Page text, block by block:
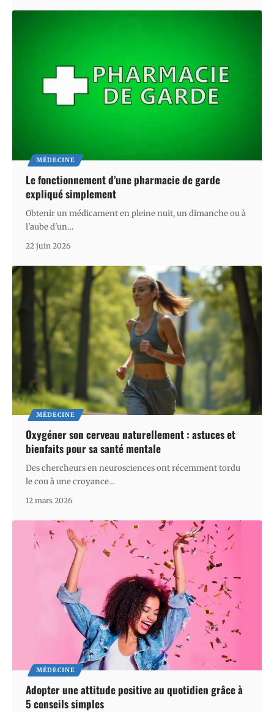
MÉDECINE
Le fonctionnement d’une pharmacie de garde
expliqué simplement
Obtenir un médicament en pleine nuit, un dimanche ou à
l'aube d'un…
22 juin 2026
MÉDECINE
Oxygéner son cerveau naturellement : astuces et
bienfaits pour sa santé mentale
Des chercheurs en neurosciences ont récemment tordu
le cou à une croyance…
12 mars 2026
MÉDECINE
Adopter une attitude positive au quotidien grâce à
5 conseils simples